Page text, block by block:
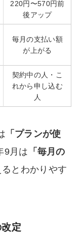
220円〜570円前
後アップ
毎月の支払い額
が上がる
契約中の人・こ
れから申し込む
人
「プランが使
9月は 「毎月の
るとわかりやす
定